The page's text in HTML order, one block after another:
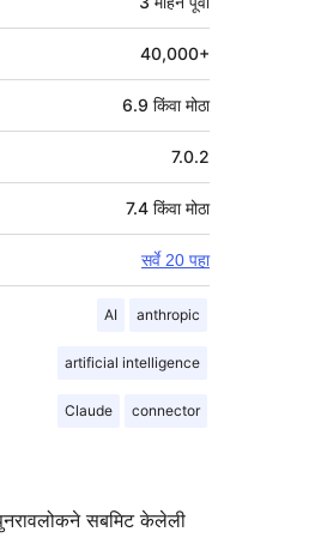
40,000+
6.9 किंवा मोठा
7.0.2
7.4 किंवा मोठा
सर्वे 20 पहा
AI anthropic
artificial intelligence
Claude connector
सबमिट केलेली